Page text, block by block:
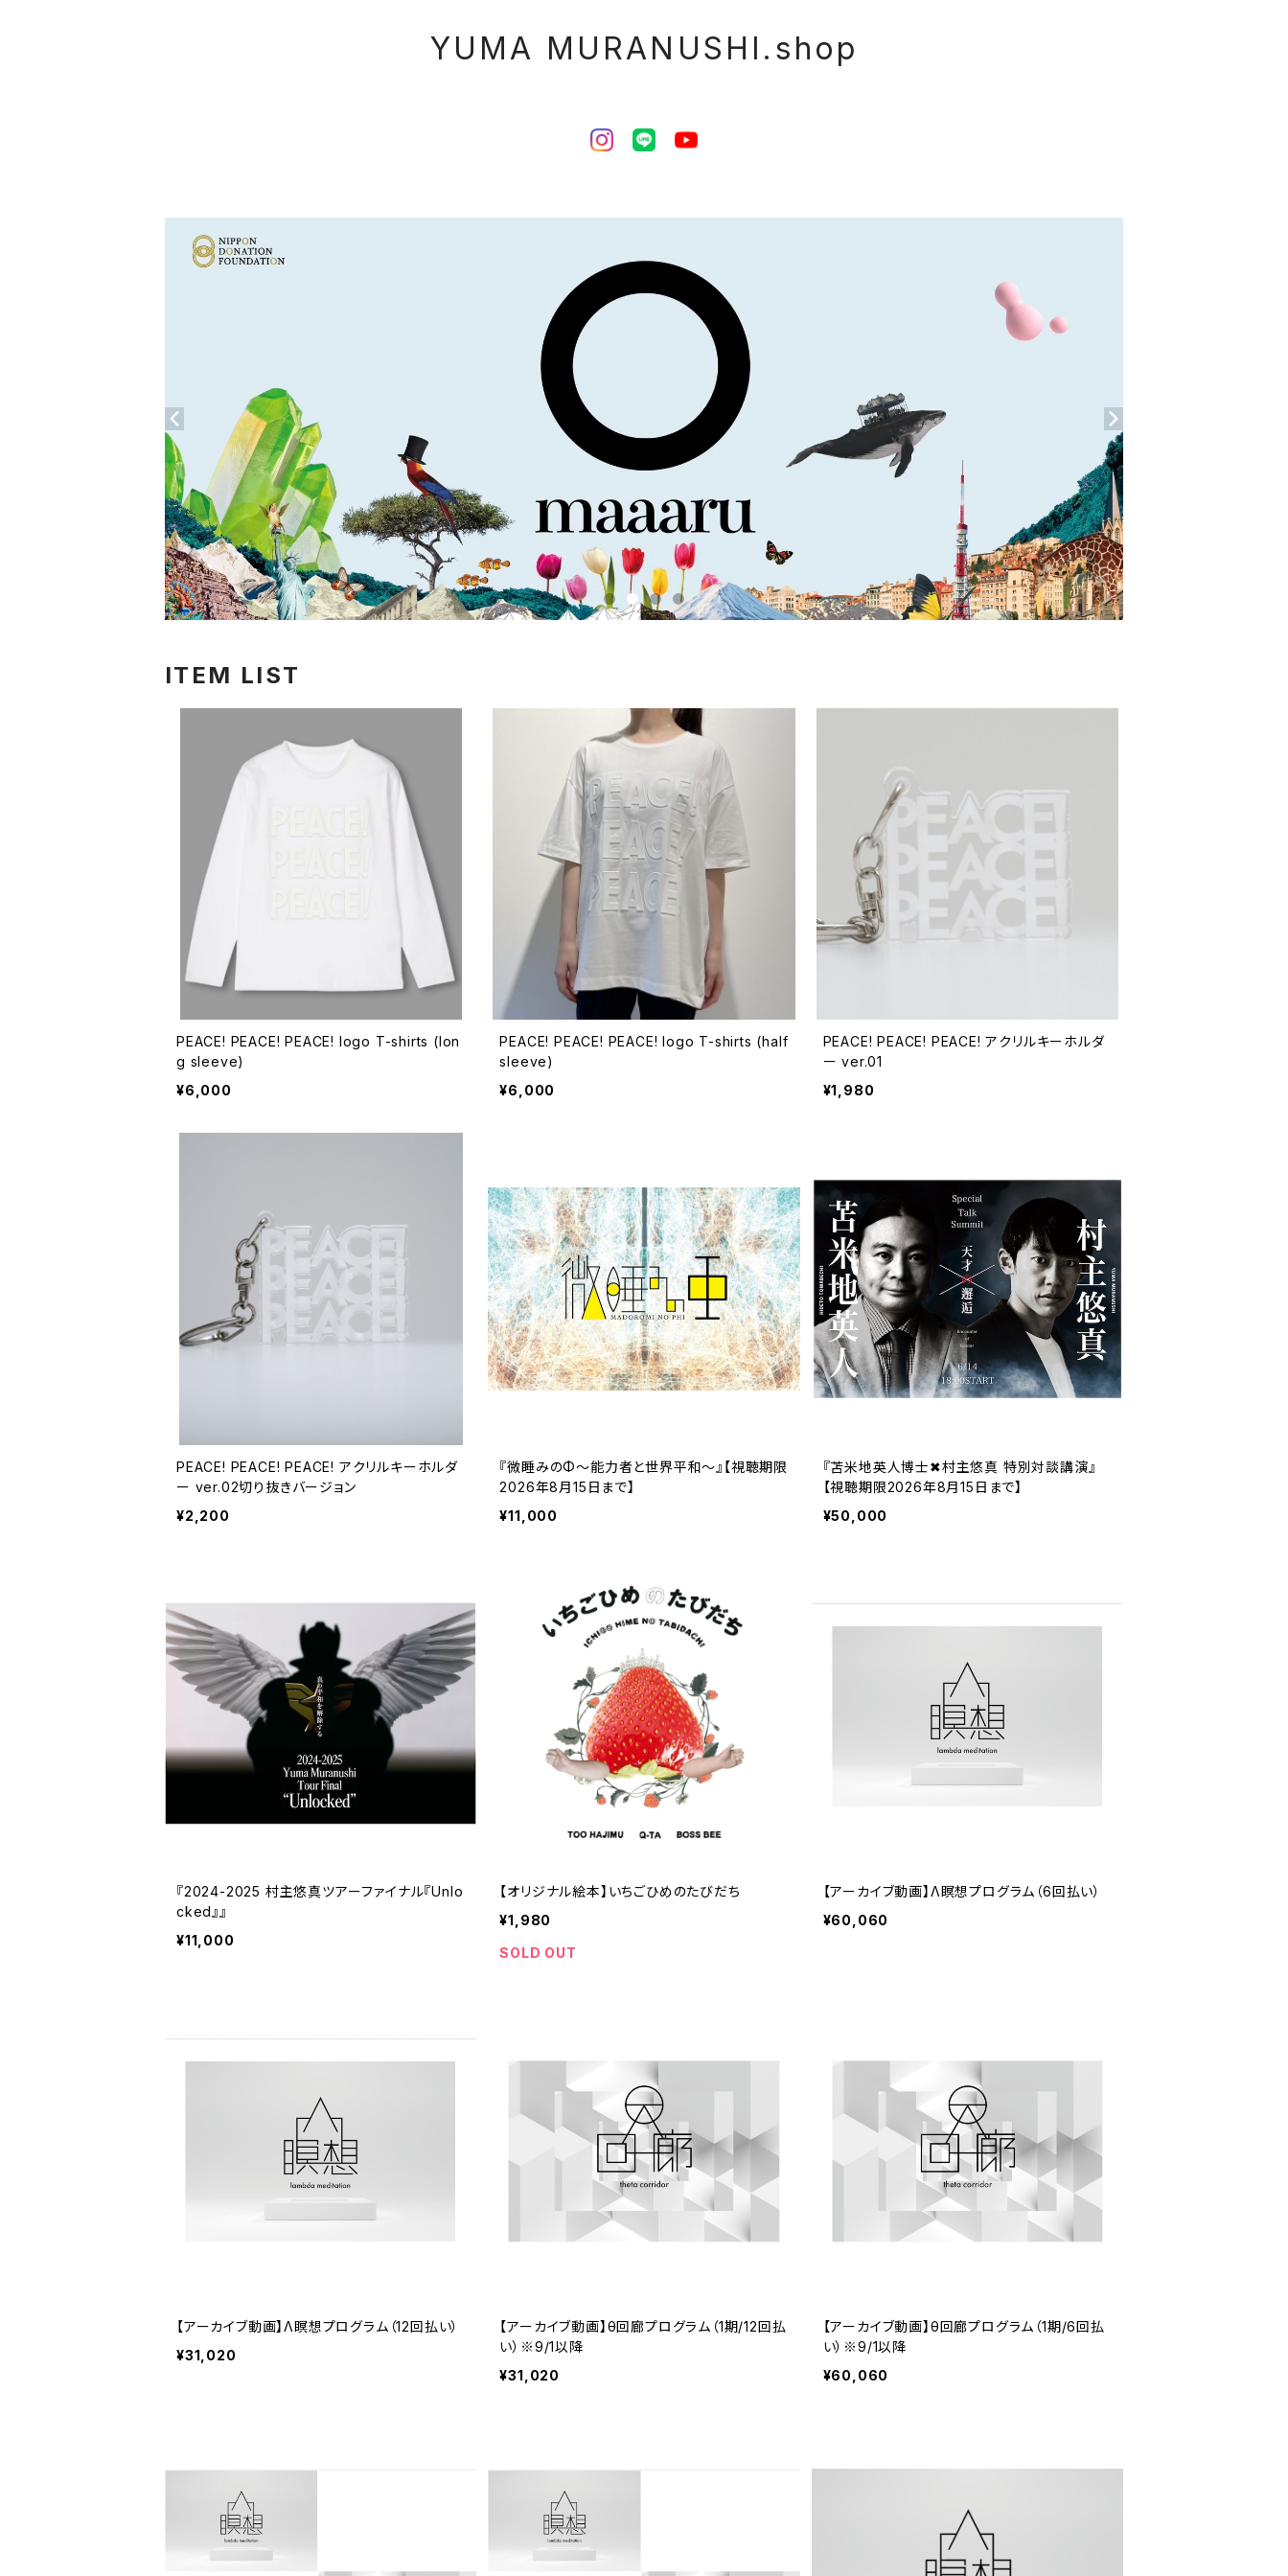
YUMA MURANUSHI.shop
ITEM LIST
PEACE! PEACE! PEACE! logo T-shirts (lon
g sleeve)
¥6,000
PEACE! PEACE! PEACE! logo T-shirts (half
sleeve)
¥6,000
PEACE! PEACE! PEACE! アクリルキーホルダ
ー ver.01
¥1,980
PEACE! PEACE! PEACE! アクリルキーホルダ
ー ver.02切り抜きバージョン
¥2,200
『微睡みのΦ～能力者と世界平和～』【視聴期限
2026年8月15日まで】
¥11,000
『苫米地英人博士✖村主悠真 特別対談講演』
【視聴期限2026年8月15日まで】
¥50,000
『2024-2025 村主悠真ツアーファイナル『Unlo
cked』』
¥11,000
【オリジナル絵本】いちごひめのたびだち
¥1,980
SOLD OUT
【アーカイブ動画】Λ瞑想プログラム（6回払い）
¥60,060
【アーカイブ動画】Λ瞑想プログラム（12回払い）
¥31,020
【アーカイブ動画】θ回廊プログラム（1期/12回払
い）※9/1以降
¥31,020
【アーカイブ動画】θ回廊プログラム（1期/6回払
い）※9/1以降
¥60,060